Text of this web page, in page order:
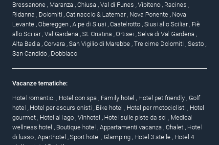
Bressanone , Maranza , Chiusa , Val di Funes , Vipiteno , Racines ,
Ridanna , Dolomiti , Catinaccio & Latemar , Nova Ponente , Nova
Levante , Obereggen , Alpe di Siusi , Castelrotto , Siusi allo Sciliar , Fiè
allo Sciliar , Val Gardena , St. Cristina , Ortisei , Selva di Val Gardena ,
Alta Badia , Corvara , San Vigilio di Marebbe , Tre cime Dolomiti , Sesto ,
San Candido , Dobbiaco
Vacanze tematiche:
Hotel romantici , Hotel con spa , Family hotel , Hotel pet friendly , Golf
hotel , Hotel per escursionisti , Bike hotel , Hotel per motociclisti , Hotel
gourmet , Hotel al lago , Vinhotel , Hotel sulle piste da sci , Medical
wellness hotel , Boutique hotel , Appartamenti vacanza , Chalet , Hotel
di lusso , Aparthotel , Sport hotel , Glamping , Hotel 3 stelle , Hotel 4